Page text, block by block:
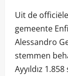
Uit de
gemeente
Alessandro
stemmen
Ayyıldız